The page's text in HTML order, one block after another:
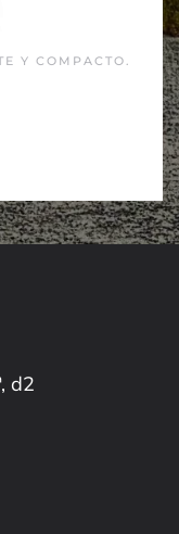
Y COMPACTO.
d2